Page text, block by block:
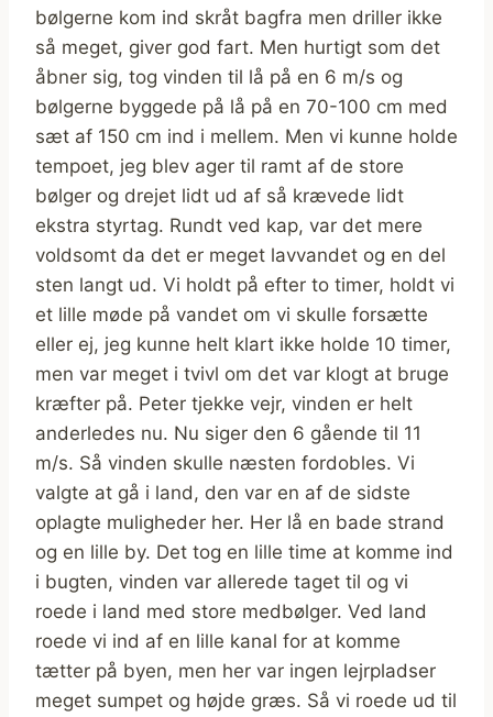
bølgerne kom ind skråt bagfra men driller ikke
så meget, giver god fart. Men hurtigt som det
åbner sig, tog vinden til lå på en 6 m/s og
bølgerne byggede på lå på en 70-100 cm med
sæt af 150 cm ind i mellem. Men vi kunne holde
tempoet, jeg blev ager til ramt af de store
bølger og drejet lidt ud af så krævede lidt
ekstra styrtag. Rundt ved kap, var det mere
voldsomt da det er meget lavvandet og en del
sten langt ud. Vi holdt på efter to timer, holdt vi
et lille møde på vandet om vi skulle forsætte
eller ej, jeg kunne helt klart ikke holde 10 timer,
men var meget i tvivl om det var klogt at bruge
kræfter på. Peter tjekke vejr, vinden er helt
anderledes nu. Nu siger den 6 gående til 11
m/s. Så vinden skulle næsten fordobles. Vi
valgte at gå i land, den var en af de sidste
oplagte muligheder her. Her lå en bade strand
og en lille by. Det tog en lille time at komme ind
i bugten, vinden var allerede taget til og vi
roede i land med store medbølger. Ved land
roede vi ind af en lille kanal for at komme
tætter på byen, men her var ingen lejrpladser
meget sumpet og højde græs. Så vi roede ud til